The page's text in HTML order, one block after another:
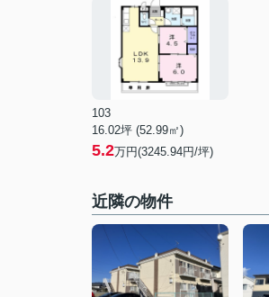
103
16.02坪 (52.99㎡)
5.2万円(3245.94円/坪)
近隣の物件